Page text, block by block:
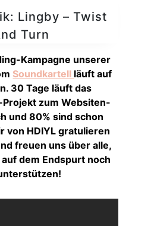
Lingby – Twist
Turn
Kampagne unserer
Soundkartell läuft auf
30 Tage läuft das
zum Websiten-
und 80% sind schon
von HDIYL gratulieren
freuen uns über alle,
dem Endspurt noch